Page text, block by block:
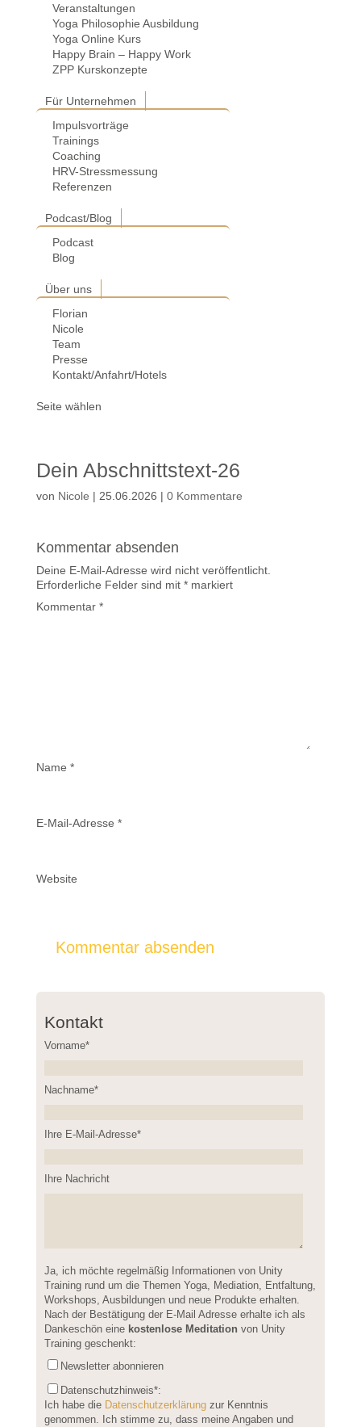
Veranstaltungen
Yoga Philosophie Ausbildung
Yoga Online Kurs
Happy Brain – Happy Work
ZPP Kurskonzepte
Für Unternehmen
Impulsvorträge
Trainings
Coaching
HRV-Stressmessung
Referenzen
Podcast/Blog
Podcast
Blog
Über uns
Florian
Nicole
Team
Presse
Kontakt/Anfahrt/Hotels
Seite wählen
Dein Abschnittstext-26
von Nicole | 25.06.2026 | 0 Kommentare
Kommentar absenden
Deine E-Mail-Adresse wird nicht veröffentlicht.
Erforderliche Felder sind mit *markiert
Kommentar *
Name *
E-Mail-Adresse *
Website
Kontakt
Vorname*
Nachname*
Please leave this field empty.
Ihre E-Mail-Adresse*
Ihre Nachricht
Please leave this field empty.
Ja, ich möchte regelmäßig Informationen von Unity
Training rund um die Themen Yoga, Mediation, Entfaltung,
Workshops, Ausbildungen und neue Produkte erhalten.
Nach der Bestätigung der E-Mail Adresse erhalte ich als
Dankeschön eine kostenlose Meditation von Unity
Training geschenkt:
Newsletter abonnieren
Datenschutzhinweis*:
Ich habe die Datenschutzerklärungzur Kenntnis
genommen. Ich stimme zu, dass meine Angaben und